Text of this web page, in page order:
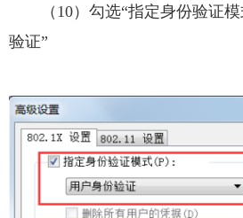
（10）勾选“指定身份验证模
验证”